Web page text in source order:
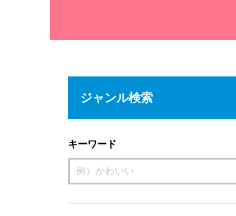
ジャンル検索
キーワード